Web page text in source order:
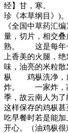
经】甘，寒。 【
珍《本草纲目》
《全国中草药
量，切片，相交
熟。 这是每年七
上香美的火腿，
味，油亮的米粒
枞 鸡枞洗净，放
炸。 一家炸，家
季，故云南人为了
这样保存的鸡枞甚
吃早餐时若是能
开心。（油鸡枞